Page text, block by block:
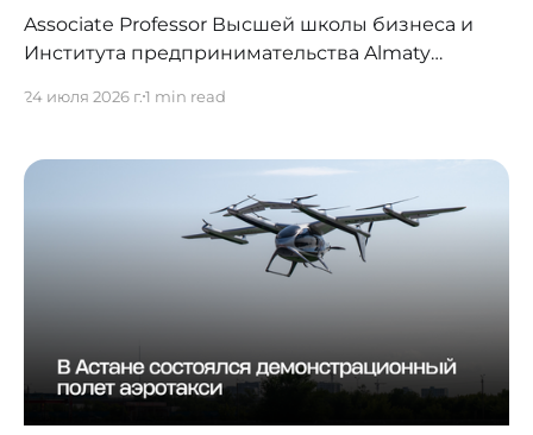
Associate Professor Высшей школы бизнеса и
Института предпринимательства Almaty
председатель Комитета по маркетингу Палаты
Азии (CMC Central Asia) Татьяна
Солдатенко удостоена международного
академического звания Academic Fellow
Международного совета институтов
управленческого консультирования
24 июля 2026 г.1 min read